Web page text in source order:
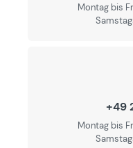
Montag bis
+49
Montag bis